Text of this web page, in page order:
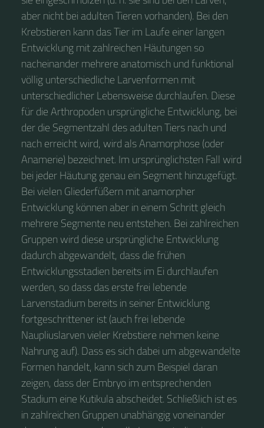
aber nicht bei adulten Tieren vorhanden). Bei den
Krebstieren kann das Tier im Laufe einer langen
Entwicklung mit zahlreichen Häutungen so
nacheinander mehrere anatomisch und funktional
völlig unterschiedliche Larvenformen mit
unterschiedlicher Lebensweise durchlaufen. Diese
für die Arthropoden ursprüngliche Entwicklung, bei
der die Segmentzahl des adulten Tiers nach und
nach erreicht wird, wird als Anamorphose (oder
Anamerie) bezeichnet. Im ursprünglichsten Fall wird
bei jeder Häutung genau ein Segment hinzugefügt.
Bei vielen Gliederfüßern mit anamorpher
Entwicklung können aber in einem Schritt gleich
mehrere Segmente neu entstehen. Bei zahlreichen
Gruppen wird diese ursprüngliche Entwicklung
dadurch abgewandelt, dass die frühen
Entwicklungsstadien bereits im Ei durchlaufen
werden, so dass das erste frei lebende
Larvenstadium bereits in seiner Entwicklung
fortgeschrittener ist (auch frei lebende
Naupliuslarven vieler Krebstiere nehmen keine
Nahrung auf). Dass es sich dabei um abgewandelte
Formen handelt, kann sich zum Beispiel daran
zeigen, dass der Embryo im entsprechenden
Stadium eine Kutikula abscheidet. Schließlich ist es
in zahlreichen Gruppen unabhängig voneinander